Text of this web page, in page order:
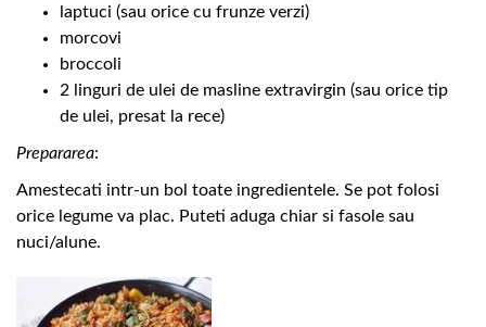
laptuci (sau orice cu frunze verzi)
morcovi
broccoli
2 linguri de ulei de masline extravirgin (sau orice tip
de ulei, presat la rece)
Prepararea:
Amestecati intr-un bol toate ingredientele. Se pot folosi
orice legume va plac. Puteti aduga chiar si fasole sau
nuci/alune.